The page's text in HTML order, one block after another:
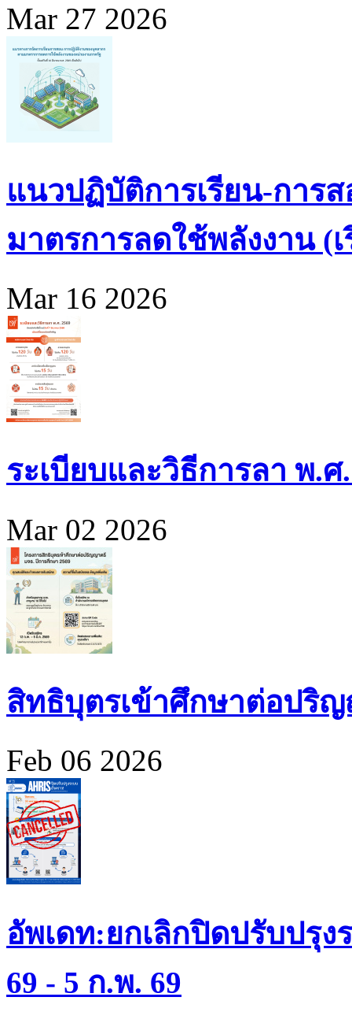
Mar 27 2026
แนวปฏิบัติการเรียน-การ
มาตรการลดใช้พลังงาน (เ
Mar 16 2026
ระเบียบและวิธีการลา พ.ศ.
Mar 02 2026
สิทธิบุตรเข้าศึกษาต่อปริญ
Feb 06 2026
อัพเดท:ยกเลิกปิดปรับปรุ
69 - 5 ก.พ. 69